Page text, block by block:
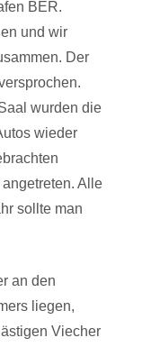
BER.
und wir
Der
wurden die
wieder
Alle
sollte man
an den
liegen,
Viecher